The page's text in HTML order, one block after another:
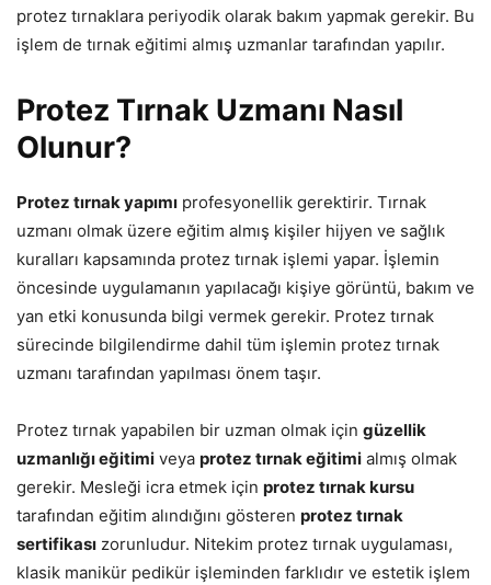
protez tırnaklara periyodik olarak bakım yapmak gerekir. Bu
işlem de tırnak eğitimi almış uzmanlar tarafından yapılır.
Protez Tırnak Uzmanı Nasıl
Olunur?
Protez tırnak yapımı profesyonellik gerektirir. Tırnak
uzmanı olmak üzere eğitim almış kişiler hijyen ve sağlık
kuralları kapsamında protez tırnak işlemi yapar. İşlemin
öncesinde uygulamanın yapılacağı kişiye görüntü, bakım ve
yan etki konusunda bilgi vermek gerekir. Protez tırnak
sürecinde bilgilendirme dahil tüm işlemin protez tırnak
uzmanı tarafından yapılması önem taşır.
Protez tırnak yapabilen bir uzman olmak için güzellik
uzmanlığı eğitimi veya protez tırnak eğitimi almış olmak
gerekir. Mesleği icra etmek için protez tırnak kursu
tarafından eğitim alındığını gösteren protez tırnak
sertifikası zorunludur. Nitekim protez tırnak uygulaması,
klasik manikür pedikür işleminden farklıdır ve estetik işlem